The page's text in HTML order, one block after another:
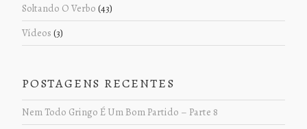
Soltando O Verbo (43)
Vídeos (3)
POSTAGENS RECENTES
Nem Todo Gringo É Um Bom Partido – Parte 8